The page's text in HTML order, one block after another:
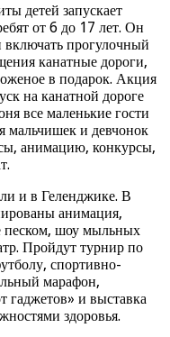
детей запускает
от 6 до 17 лет. Он
включать прогулочный
канатные дороги,
в подарок. Акция
на канатной дороге
все маленькие гости
мальчишек и девчонок
анимацию, конкурсы,
и в Геленджике. В
анимация,
песком, шоу мыльных
Пройдут турнир по
спортивно-
марафон,
гаджетов» и выставка
здоровья.